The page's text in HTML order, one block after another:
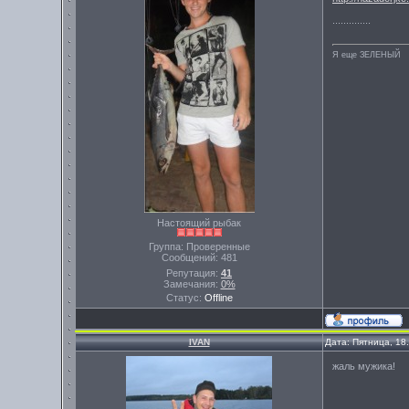
Настоящий рыбак
Группа: Проверенные
Сообщений: 481
Репутация: 41
Замечания: 0%
Статус: Offline
Я еще ЗЕЛЕНЫЙ
IVAN Дата: Пятница,
жаль мужика!